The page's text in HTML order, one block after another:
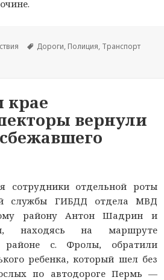
Метки
Дороги, Полиция, Транспорт
крае
вернули
сотрудники отдельной роты
службы ГИБДД отдела МВД
району Антон Шадрин и
находясь на маршруте
районе с. Фролы, обратили
ребенка, который шел без
по автодороге Пермь —